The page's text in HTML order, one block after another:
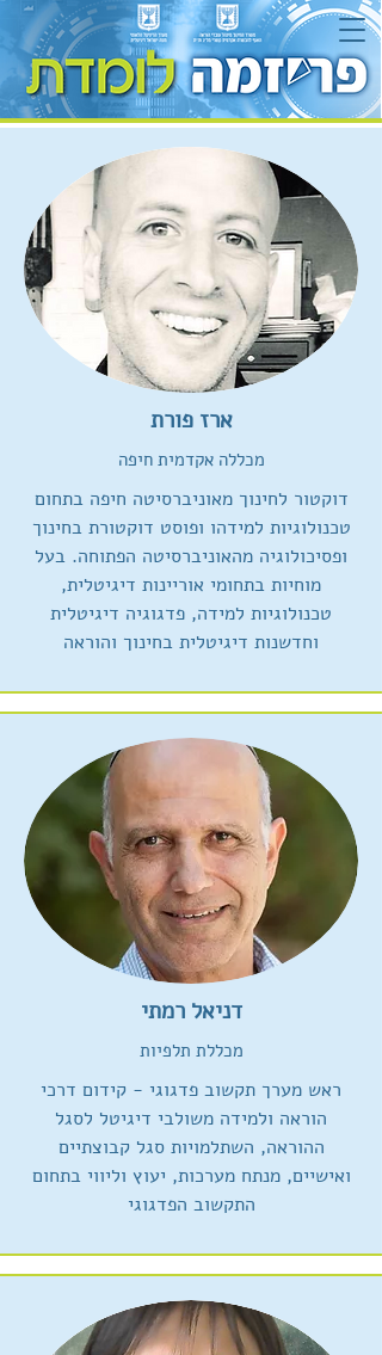
ארז פורת
מכללה אקדמית חיפה
דוקטור לחינוך מאוניברסיטה חיפה בתחום
טכנולוגיות למידהו ופוסט דוקטורת בחינוך
ופסיכולוגיה מהאוניברסיטה הפתוחה. בעל
מוחיות בתחומי אוריינות דיגיטלית,
טכנולוגיות למידה, פדגוגיה דיגיטלית
וחדשנות דיגיטלית בחינוך והוראה
דניאל רמתי
מכללת תלפיות
ראש מערך תקשוב פדגוגי - קידום דרכי
הוראה ולמידה משולבי דיגיטל לסגל
ההוראה, השתלמויות סגל קבוצתיים
ואישיים, מנתח מערכות, יעוץ וליווי בתחום
התקשוב הפדגוגי